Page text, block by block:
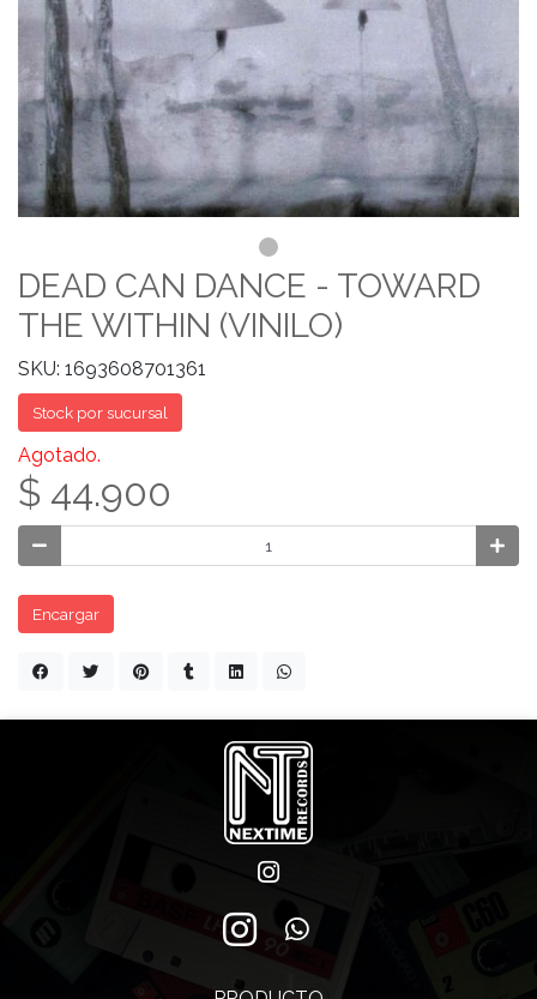
DEAD CAN DANCE - TOWARD
THE WITHIN (VINILO)
SKU: 1693608701361
Stock por sucursal
Agotado.
$ 44.900
Encargar